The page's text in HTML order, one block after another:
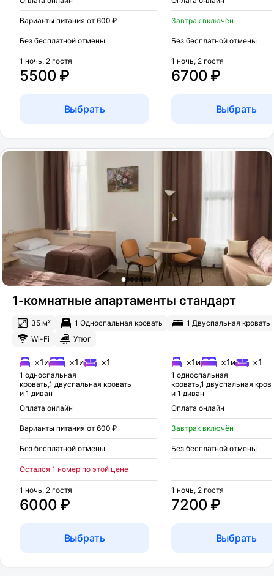
Варианты питания от 600 ₽
Без бесплатной отмены
5500 ₽
1 ночь, 2 гостя
Выбрать
Завтрак включён
Без бесплатной отмены
6700 ₽
1 ночь, 2 гостя
Выбрать
1-комнатные апартаменты стандарт
35 м² 1 Односпальная кровать
1 Двуспальная кровать
Wi-Fi
Утюг
×1и ×1и ×1
1 односпальная
кровать,1 двуспальная кровать
и 1 диван
Оплата онлайн
Варианты питания от 600 ₽
Без бесплатной отмены
Остался 1 номер по этой цене
6000 ₽
1 ночь, 2 гостя
Выбрать
×1и ×1и ×1
1 односпальная
кровать,1 двуспальная
и 1 диван
Оплата онлайн
Завтрак включён
Без бесплатной отмены
7200 ₽
1 ночь, 2 гостя
Выбрать